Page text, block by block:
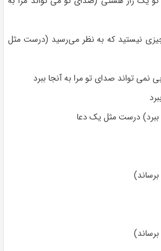
نیستید که به نظر می‌رسید (درست مثل
تواند صدای تو مرا به آنجا ببرد
ببرد) درست مثل یک دعا